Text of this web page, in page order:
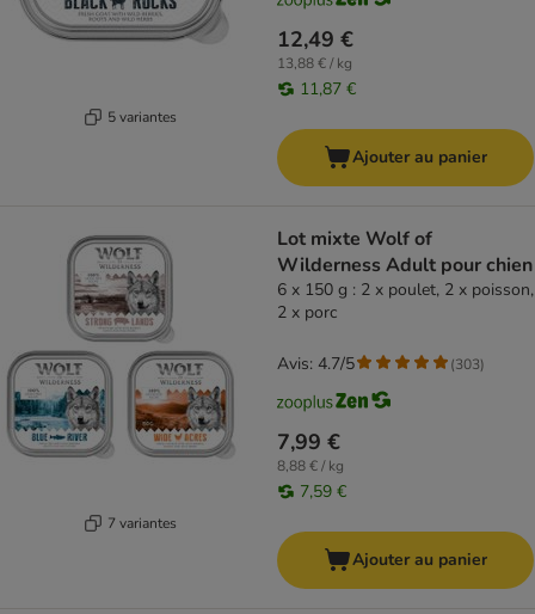
5 variantes
12,49 €
13,88 € / kg
11,87 €
Ajouter au panier
7 variantes
Lot mixte Wolf of
Wilderness Adult pour chien
6 x 150 g : 2 x poulet, 2 x poisson,
2 x porc
7,99 €
8,88 € / kg
7,59 €
Avis: 4.7/5 (303)
Ajouter au panier